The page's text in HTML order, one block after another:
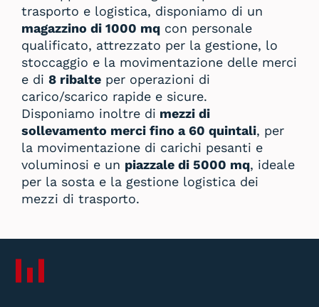
trasporto e logistica, disponiamo di un
magazzino di 1000 mq con personale
qualificato, attrezzato per la gestione, lo
stoccaggio e la movimentazione delle merci
e di 8 ribalte per operazioni di
carico/scarico rapide e sicure.
Disponiamo inoltre di mezzi di
sollevamento merci fino a 60 quintali, per
la movimentazione di carichi pesanti e
voluminosi e un piazzale di 5000 mq, ideale
per la sosta e la gestione logistica dei
mezzi di trasporto.